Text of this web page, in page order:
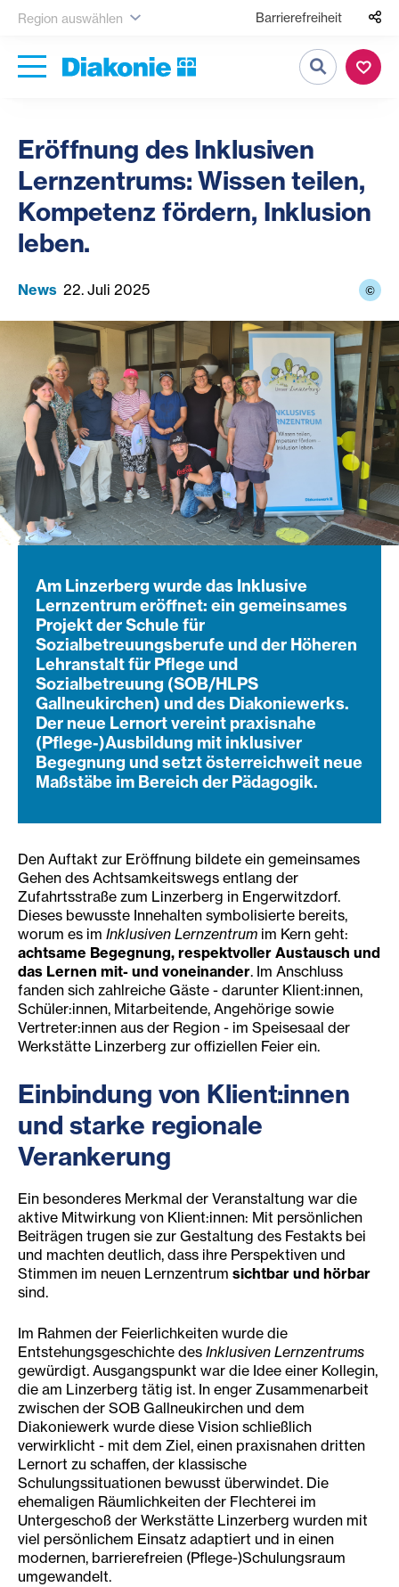
Region auswählen Barrierefreiheit
Suche
Eröffnung des Inklusiven
Lernzentrums: Wissen teilen,
Kompetenz fördern, Inklusion
leben.
News 22. Juli 2025 ©
Am Linzerberg wurde das Inklusive
Lernzentrum eröffnet: ein gemeinsames
Projekt der Schule für
Sozialbetreuungsberufe und der Höheren
Lehranstalt für Pflege und
Sozialbetreuung (SOB/HLPS
Gallneukirchen) und des Diakoniewerks.
Der neue Lernort vereint praxisnahe
(Pflege-)Ausbildung mit inklusiver
Begegnung und setzt österreichweit neue
Maßstäbe im Bereich der Pädagogik.
Den Auftakt zur Eröffnung bildete ein gemeinsames
Gehen des Achtsamkeitswegs entlang der
Zufahrtsstraße zum Linzerberg in Engerwitzdorf.
Dieses bewusste Innehalten symbolisierte bereits,
worum es im Inklusiven Lernzentrum im Kern geht:
achtsame Begegnung, respektvoller Austausch und
das Lernen mit- und voneinander. Im Anschluss
fanden sich zahlreiche Gäste - darunter Klient:innen,
Schüler:innen, Mitarbeitende, Angehörige sowie
Vertreter:innen aus der Region - im Speisesaal der
Werkstätte Linzerberg zur offiziellen Feier ein.
Einbindung von Klient:innen
und starke regionale
Verankerung
Ein besonderes Merkmal der Veranstaltung war die
aktive Mitwirkung von Klient:innen: Mit persönlichen
Beiträgen trugen sie zur Gestaltung des Festakts bei
und machten deutlich, dass ihre Perspektiven und
Stimmen im neuen Lernzentrum sichtbar und hörbar
sind.
Im Rahmen der Feierlichkeiten wurde die
Entstehungsgeschichte des Inklusiven Lernzentrums
gewürdigt. Ausgangspunkt war die Idee einer Kollegin,
die am Linzerberg tätig ist. In enger Zusammenarbeit
zwischen der SOB Gallneukirchen und dem
Diakoniewerk wurde diese Vision schließlich
verwirklicht - mit dem Ziel, einen praxisnahen dritten
Lernort zu schaffen, der klassische
Schulungssituationen bewusst überwindet. Die
ehemaligen Räumlichkeiten der Flechterei im
Untergeschoß der Werkstätte Linzerberg wurden mit
viel persönlichem Einsatz adaptiert und in einen
modernen, barrierefreien (Pflege-)Schulungsraum
umgewandelt.